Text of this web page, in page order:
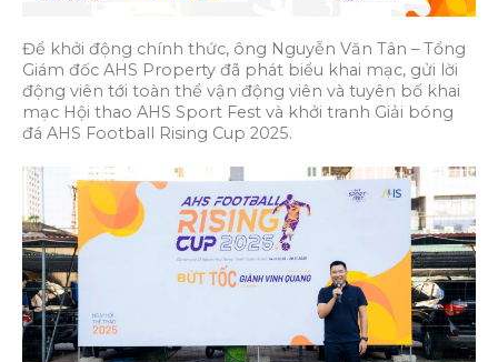
Để khởi động chính thức, ông Nguyễn Văn Tân – Tổng
Giám đốc AHS Property đã phát biểu khai mạc, gửi lời
động viên tới toàn thể vận động viên và tuyên bố khai
mạc Hội thao AHS Sport Fest và khởi tranh Giải bóng
đá AHS Football Rising Cup 2025.